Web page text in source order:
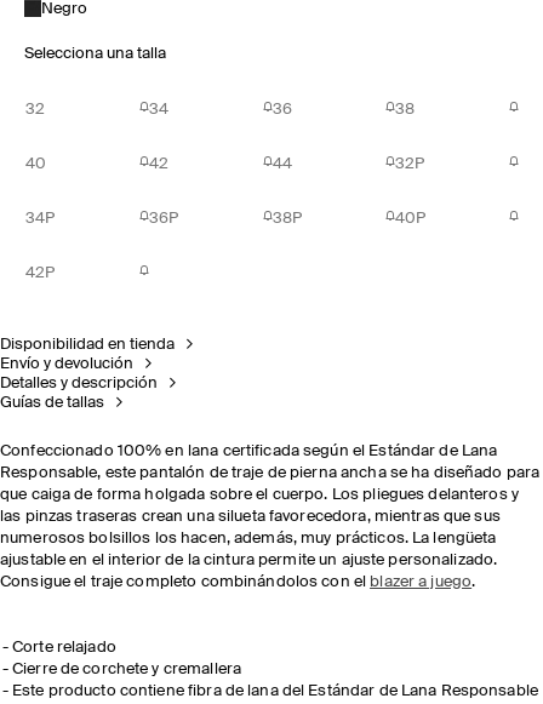
Negro
Selecciona una talla
32 34 36 38
40 42 44 32P
34P 36P 38P 40P
42P
Disponibilidad en tienda
Envío y devolución
Detalles y descripción
Guías de tallas
Confeccionado 100% en lana certificada según el Estándar de Lana
Responsable, este pantalón de traje de pierna ancha se ha diseñado para
que caiga de forma holgada sobre el cuerpo. Los pliegues delanteros y
las pinzas traseras crean una silueta favorecedora, mientras que sus
numerosos bolsillos los hacen, además, muy prácticos. La lengüeta
ajustable en el interior de la cintura permite un ajuste personalizado.
Consigue el traje completo combinándolos con el
blazer a juego.
Corte relajado
Cierre de corchete y cremallera
Este producto contiene fibra de lana del Estándar de Lana Responsable